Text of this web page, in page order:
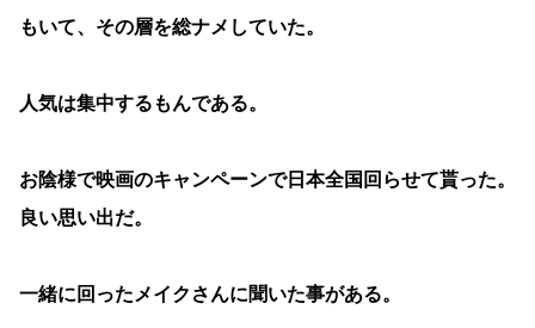
もいて、その層を総ナメしていた。
人気は集中するもんである。
お陰様で映画のキャンペーンで日本全国回らせて貰った。
良い思い出だ。
一緒に回ったメイクさんに聞いた事がある。